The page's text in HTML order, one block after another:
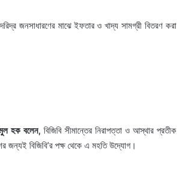
জনসাধারণের মাঝে ইফতার ও খাদ্য সামগ্রী বিতরণ করা
হক বলেন, বিজিবি সীমান্তের নিরাপত্তা ও আস্থার প্রতীক
জন্যই বিজিবি’র পক্ষ থেকে এ মহতি উদ্যোগ।